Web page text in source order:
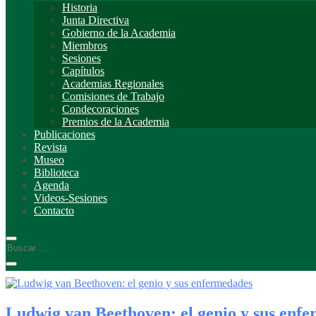
Historia
Junta Directiva
Gobierno de la Academia
Miembros
Sesiones
Capítulos
Academias Regionales
Comisiones de Trabajo
Condecoraciones
Premios de la Academia
Publicaciones
Revista
Museo
Biblioteca
Agenda
Videos-Sesiones
Contacto